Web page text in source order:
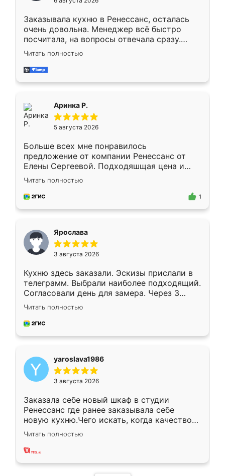
мебели буду заказывать только здесь.
Заказывала кухню в Ренессанс, осталась
очень довольна. Менеджер всё быстро
посчитала, на вопросы отвечала сразу.
Замерщик приехал в субботу, подошёл к
делу со всей ответственностью. Собрали
за день, ребята работали аккуратно, даже
Читать полностью
Аринка Р.
5 августа 2026
Больше всех мне понравилось
предложение от компании Ренессанс от
Елены Сергеевой. Подходяшщая цена и
короткие сроки изготовления. Приехавший
для замера сотрудник Владислав
предложил по моему эскизу самый
Читать полностью
1
Ярослава
3 августа 2026
Кухню здесь заказали. Эскизы прислали в
телеграмм. Выбрали наиболее подходящий.
Согласовали день для замера. Через 3
недели кухня была уже готова. Остались
довольны работой. Спасибо Ренессанс
мебель за качественную работу!
Читать полностью
yaroslava1986
3 августа 2026
Заказала себе новый шкаф в студии
Ренессанс где ранее заказывала себе
новую кухню.Чего искать, когда качеством
вполне довольна. Служит кухня уже почти
два года, нареканий нет.
Читать полностью